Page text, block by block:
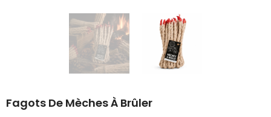
Fagots De Mèches À Brûler